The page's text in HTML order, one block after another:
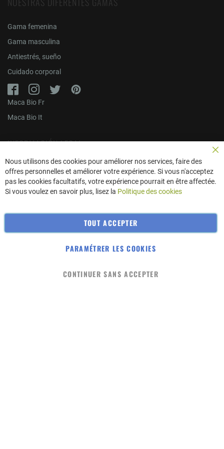
Gama femenina
Gama masculina
Antiestrés, sueño
Cuidado corporal
Maca Bio Fr
Maca Bio It
INFORMACIÓN LEGAL
Política de privacidad (FR)
Entrega(FR)
Mapa del sitio
© 2023 macabio. Terre Inconnue
Nous utilisons des cookies pour améliorer nos services, faire des
offres personnelles et améliorer votre expérience. Si vous n'acceptez
pas les cookies facultatifs, votre expérience pourrait en être affectée.
Si vous voulez en savoir plus, lisez la Politique des cookies
TOUT ACCEPTER
PARAMÉTRER LES COOKIES
CONTINUER SANS ACCEPTER